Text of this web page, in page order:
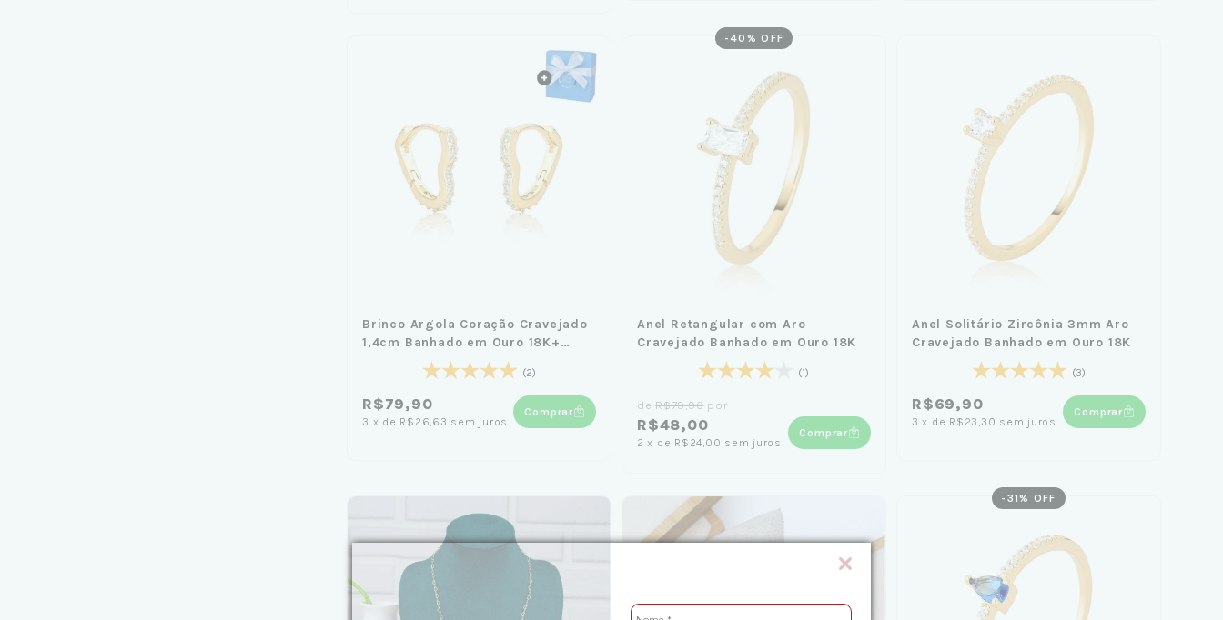
Brinco Argola Coração Cravejado
1,4cm Banhado em Ouro 18K+
Caixa Laço Azul
(2)
R$79,90
3 x de R$26,63 sem juros
Comprar
-40 % OFF
Anel Retangular com Aro
Cravejado Banhado em Ouro 18K
(1)
deR$79,90por
R$48,00
2 x de R$24,00 sem juros
Comprar
Anel Solitário Zircônia 3mm Aro
Cravejado Banhado em Ouro 18K
(3)
R$69,90
3 x de R$23,30 sem juros
Comprar
- 31 % OFF